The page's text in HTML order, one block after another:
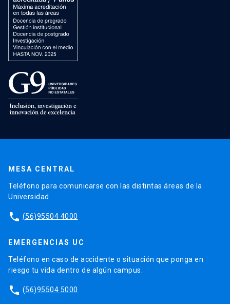
MESA CENTRAL
Teléfono para comunicarse con las distintas áreas de la
Universidad.
phone (56)95504 4000
EMERGENCIAS UC
Teléfono en caso de accidente o situación que ponga en
riesgo tu vida dentro de algún campus.
phone (56)95504 5000